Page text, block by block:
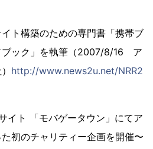
ト構築のための専門書「携帯ブ
ブック」を執筆（2007/8/16 ア
http://www.news2u.net/NRR2
イト 「モバゲータウン」にてア
初のチャリティー企画を開催〜